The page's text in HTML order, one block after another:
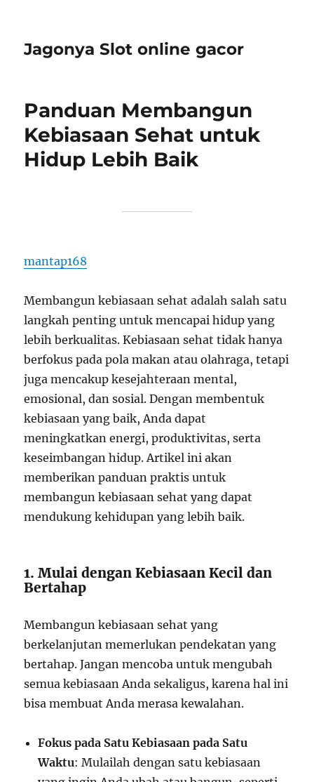
Jagonya Slot online gacor
Panduan Membangun
Kebiasaan Sehat untuk
Hidup Lebih Baik
mantap168
Membangun kebiasaan sehat adalah salah satu
langkah penting untuk mencapai hidup yang
lebih berkualitas. Kebiasaan sehat tidak hanya
berfokus pada pola makan atau olahraga, tetapi
juga mencakup kesejahteraan mental,
emosional, dan sosial. Dengan membentuk
kebiasaan yang baik, Anda dapat
meningkatkan energi, produktivitas, serta
keseimbangan hidup. Artikel ini akan
memberikan panduan praktis untuk
membangun kebiasaan sehat yang dapat
mendukung kehidupan yang lebih baik.
1. Mulai dengan Kebiasaan Kecil dan
Bertahap
Membangun kebiasaan sehat yang
berkelanjutan memerlukan pendekatan yang
bertahap. Jangan mencoba untuk mengubah
semua kebiasaan Anda sekaligus, karena hal ini
bisa membuat Anda merasa kewalahan.
Fokus pada Satu Kebiasaan pada Satu
Waktu: Mulailah dengan satu kebiasaan